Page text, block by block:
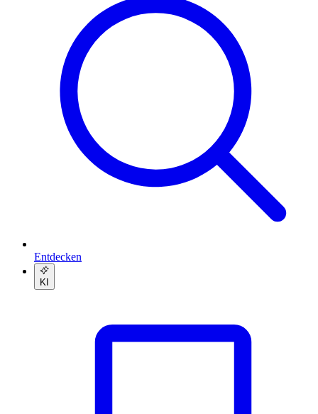
Entdecken
KI